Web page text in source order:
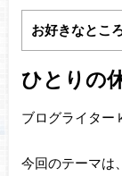
お好きなとこ
ひとりの
ブログライター
今回のテーマは